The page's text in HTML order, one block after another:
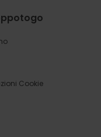
Cookie